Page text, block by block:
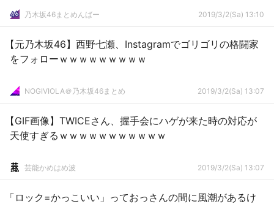
乃木坂46まとめんばー 2019/3/2(Sa) 13:10
【元乃木坂46】西野七瀬、Instagramでゴリゴリの格闘家
をフォローｗｗｗｗｗｗｗｗｗ
NOGIVIOLA＠乃木坂46まとめ 2019/3/2(Sa) 13:07
【GIF画像】TWICEさん、握手会にハゲが来た時の対応が
天使すぎるｗｗｗｗｗｗｗｗｗｗｗ
芸能かめはめ波 2019/3/2(Sa) 13:07
「ロック=かっこいい」っておっさんの間に風潮があるけ